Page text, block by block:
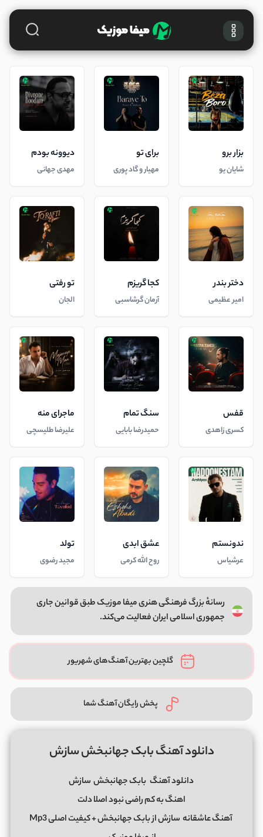
بزار برو
شایان یو
برای تو
مهیار و گاد پوری
دیوونه بودم
مهدی جهانی
دختر بندر
امیر عظیمی
کجا گریزم
آرمان گرشاسبی
تو رفتی
الجان
قفس
کسری زاهدی
سنگ تمام
حمیدرضا بابایی
ماجرای منه
علیرضا طلیسچی
ندونستم
عرشیاس
عشق ابدی
روح الله کرمی
تولد
مجید رضوی
رسانهٔ بزرگ فرهنگی هنری میفا موزیک طبق قوانین جاری
جمهوری اسلامی ایران فعالیت می‌کند.
گلچین بهترین آهنگ‌های شهریور
پخش رایگان آهنگ شما
دانلود آهنگ بابک جهانبخش سازش
دانلود آهنگ بابک جهانبخش سازش
اهنگ به کم راضی نبود اصلا دلت
آهنگ عاشقانه
سازش از بابک جهانبخش + کیفیت اصلی Mp3